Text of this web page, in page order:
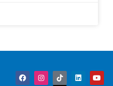
F
a
I
n
T
i
L
i
Y
o
X
-